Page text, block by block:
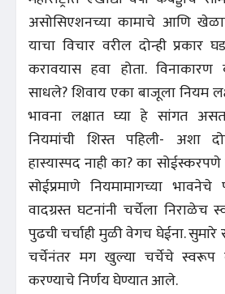
असोसिएशनच्या कामाचे आणि
याचा विचार वरील दोन्ही प्रकार
करावयास हवा होता.
साधले? शिवाय एका बाजूला नियम
भावना लक्षात घ्या हे सांगत
नियमांची शिस्त पहिली- अशा
हास्यास्पद नाही का? का
सोईप्रमाणे नियमामागच्या
वादग्रस्त घटनांनी चर्चेला
पुढची चर्चाही मुळी वेगच घेईना. सुमारे
चर्चेनंतर मग खुल्या चर्चेचे स्वरूप
करण्याचे निर्णय घेण्यात आले.